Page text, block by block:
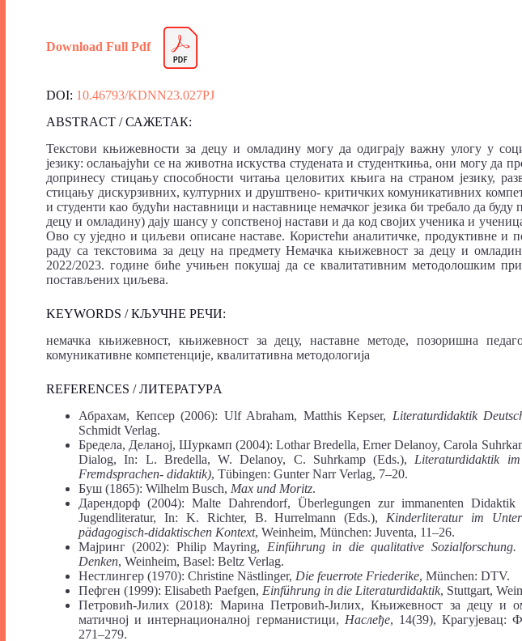
Download Full Pdf
DOI: 10.46793/KDNN23.027PJ
ABSTRACT / САЖЕТАК:
Текстови књижевности за децу и омладину могу да одиграју важну улогу у
језику: ослањајући се на животна искуства студената и студенткиња, они могу да
допринесу стицању способности читања целовитих књига на страном језику,
стицању дискурзивних, културних и друштвено- критичких комуникативних
и студенти као будући наставници и наставнице немачког језика би требало да
децу и омладину) дају шансу у сопственој настави и да код својих ученика и
Ово су уједно и циљеви описане наставе. Користећи аналитичке, продуктивне и
раду са текстовима за децу на предмету Немачка књижевност за децу и
2022/2023. године биће учињен покушај да се квалитативним методолошким
постављених циљева.
KEYWORDS / КЉУЧНЕ РЕЧИ:
немачка књижевност, књижевност за децу, наставне методе, позоришна
комуникативне компетенције, квалитативна методологија
REFERENCES / ЛИТЕРАТУРA
Абрахам, Кепсер (2006): Ulf Abraham, Matthis Kepser, Literaturdidaktik
Schmidt Verlag.
Бредела, Деланој, Шуркамп (2004): Lothar Bredella, Erner Delanoy, Carola
Dialog, In: L. Bredella, W. Delanoy, C. Suhrkamp (Eds.), Literaturdidaktik
Fremdsprachen- didaktik), Tübingen: Gunter Narr Verlag, 7–20.
Буш (1865): Wilhelm Busch, Max und Moritz.
Дарендорф (2004): Malte Dahrendorf, Überlegungen zur immanenten
Jugendliteratur, In: K. Richter, B. Hurrelmann (Eds.), Kinderliteratur im
pädagogisch-didaktischen Kontext, Weinheim, München: Juventa, 11–26.
Мајринг (2002): Philip Mayring, Einführung in die qualitative Sozialforschung.
Denken, Weinheim, Basel: Beltz Verlag.
Нестлингер (1970): Christine Nästlinger, Die feuerrote Friederike, München: DTV.
Пефген (1999): Elisabeth Paefgen, Einführung in die Literaturdidaktik, Stuttgart,
Петровић-Јилих (2018): Марина Петровић-Јилих, Књижевност за децу и
матичној и интернационалној германистици, Наслеђе, 14(39), Крагујевац:
271‒279.